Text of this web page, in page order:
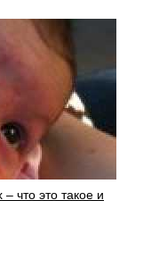
что это такое и